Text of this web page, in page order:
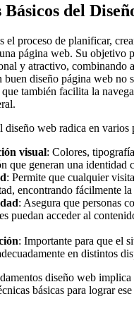
Básicos del
el proceso de planificar,
página web. Su objetivo
y atractivo, combinando
diseño página web no
también facilita la
diseño web radica en varios
visual: Colores,
que generan una identidad
: Permite que cualquier
encontrando fácilmente
: Asegura que personas
puedan acceder al
: Importante para que el
en distintos
diseño web implica
básicas para lograr